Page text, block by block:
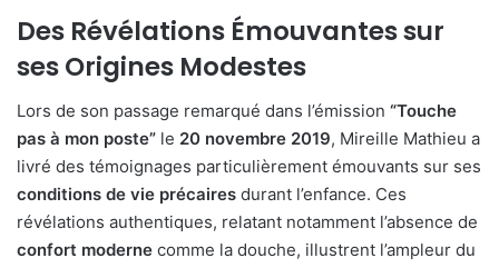
Des Révélations Émouvantes sur
ses Origines Modestes
Lors de son passage remarqué dans l’émission “Touche
pas à mon poste” le 20 novembre 2019, Mireille Mathieu a
livré des témoignages particulièrement émouvants sur ses
conditions de vie précaires durant l’enfance. Ces
révélations authentiques, relatant notamment l’absence de
confort moderne comme la douche, illustrent l’ampleur du